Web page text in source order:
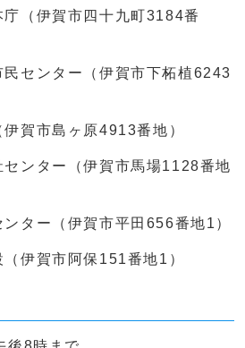
（伊賀市四十九町3184番
センター（伊賀市下柘植6243
賀市島ヶ原4913番地）
ンター（伊賀市馬場1128番地
ター（伊賀市平田656番地1）
伊賀市阿保151番地1）